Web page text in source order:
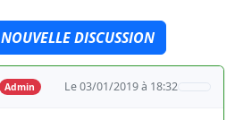
NOUVELLE DISCUSSION
Admin Le 03/01/2019 à 18:32